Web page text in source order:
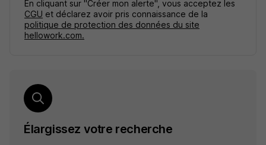
En cliquant sur "Créer mon alerte", vous acceptez les
CGU et déclarez avoir pris connaissance de la
politique de protection des données du site
hellowork.com.
Élargissez votre recherche